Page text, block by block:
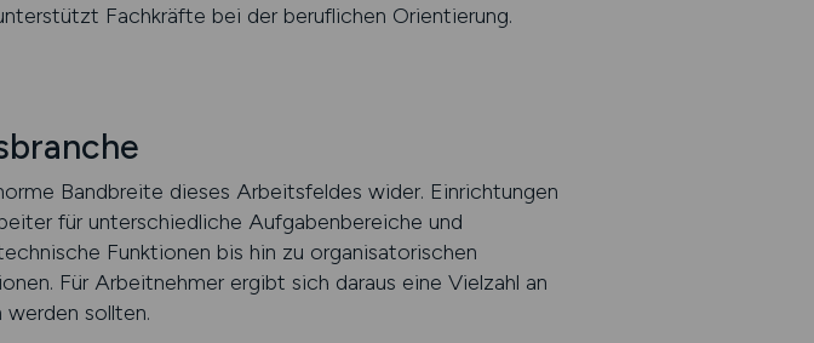
Fachkräfte bei der beruflichen Orientierung.
Bandbreite dieses Arbeitsfeldes wider. Einrichtungen
für unterschiedliche Aufgabenbereiche und
Funktionen bis hin zu organisatorischen
Für Arbeitnehmer ergibt sich daraus eine Vielzahl an
sollten.